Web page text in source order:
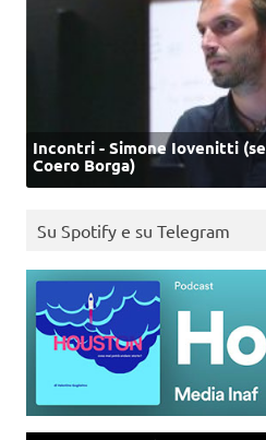
Incontri - Simone Iovenitti
Coero Borga)
Su Spotify e su Telegram